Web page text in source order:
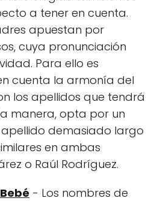
a tener en cuenta.
apuestan por
cuya pronunciación
Para ello es
cuenta la armonía del
los apellidos que tendrá
manera, opta por un
demasiado largo
en ambas
o Raúl Rodríguez.
- Los nombres de